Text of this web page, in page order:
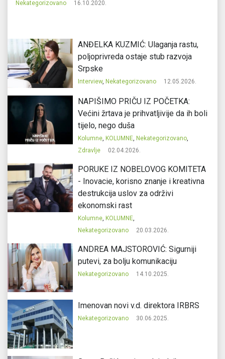
Nekategorizovano 16.10.2020.
ANĐELKA KUZMIĆ: Ulaganja rastu,
poljoprivreda ostaje stub razvoja
Srpske
Interview, Nekategorizovano 12.05.2026.
NAPIŠIMO PRIČU IZ POČETKA:
Većini žrtava je prihvatljivije da ih boli
tijelo, nego duša
Kolumne, KOLUMNE, Nekategorizovano,
Zdravlje
02.04.2026.
PORUKE IZ NOBELOVOG KOMITETA
- Inovacie, korisno znanje i kreativna
destrukcija uslov za održivi
ekonomski rast
Kolumne, KOLUMNE,
Nekategorizovano
20.03.2026.
ANDREA MAJSTOROVIĆ: Sigurniji
putevi, za bolju komunikaciju
Nekategorizovano 14.10.2025.
Imenovan novi v.d. direktora IRBRS
Nekategorizovano 30.06.2025.